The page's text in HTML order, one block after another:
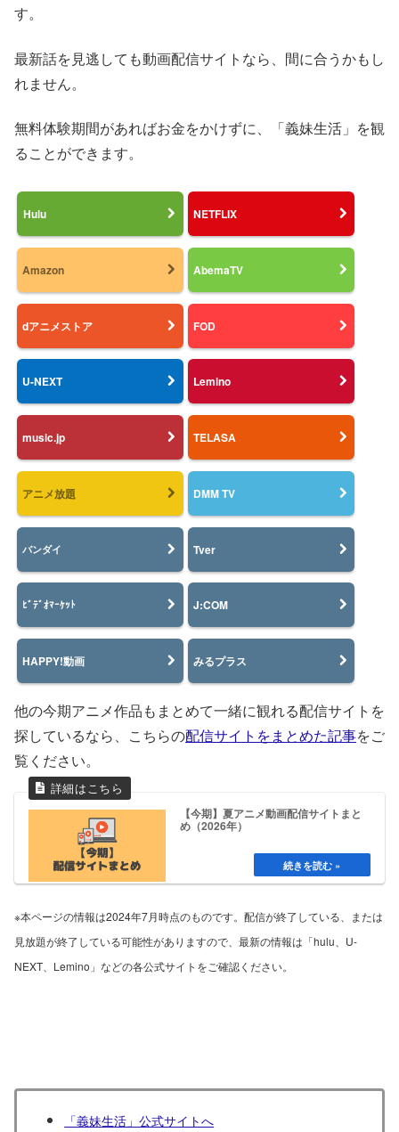
す。
最新話を見逃しても動画配信サイトなら、間に合うかもし
れません。
無料体験期間があればお金をかけずに、「義妹生活」を観
ることができます。
Hulu NETFLIX
Amazon AbemaTV
dアニメストア FOD
U-NEXT Lemino
music.jp TELASA
アニメ放題 DMM TV
バンダイ Tver
ﾋﾞﾃﾞｵﾏｰｹｯﾄ J:COM
HAPPY!動画 みるプラス
他の今期アニメ作品もまとめて一緒に観れる配信サイトを
探しているなら、こちらの配信サイトをまとめた記事をご
覧ください。
【今期】夏アニメ動画配信サイトまと
め（2026年）
※本ページの情報は2024年7月時点のものです。配信が終了している、または
見放題が終了している可能性がありますので、最新の情報は「hulu、U-
NEXT、Lemino」などの各公式サイトをご確認ください。
「義妹生活」公式サイトへ